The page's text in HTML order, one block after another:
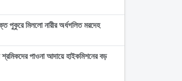
পুকুরে মিললো নারীর অর্ধগলিত মরদেহ
শ্রমিকদের পাওনা আদায়ে হাইকমিশনের বড়